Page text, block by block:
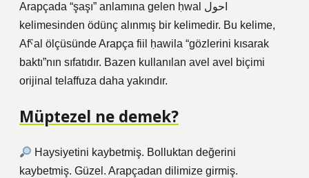
Arapçada “şaşı” anlamına gelen ḥwal احول
kelimesinden ödünç alınmış bir kelimedir. Bu kelime,
Afˁal ölçüsünde Arapça fiil ḥawila “gözlerini kısarak
baktı”nın sıfatıdır. Bazen kullanılan avel avel biçimi
orijinal telaffuza daha yakındır.
Müptezel ne demek?
Haysiyetini kaybetmiş. Bolluktan değerini
kaybetmiş. Güzel. Arapçadan dilimize girmiş.